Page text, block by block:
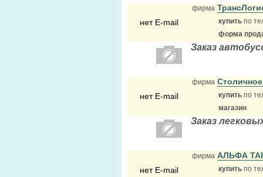
нет E-mail
фирма
купить по
форма
Заказ
нет E-mail
фирма
купить по
магазин
Заказ
нет E-mail
фирма АЛЬФА
купить по